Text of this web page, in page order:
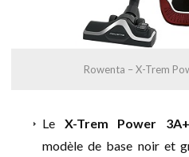
Rowenta – X-Trem
Le X-Trem Power
modèle de base noir et